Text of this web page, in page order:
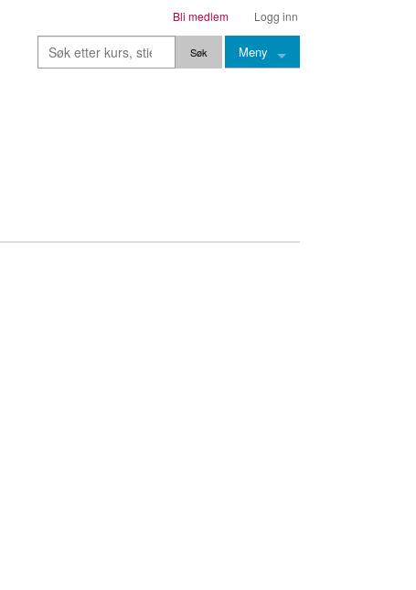
Logg inn
Bli medlem
Meny
Stemming